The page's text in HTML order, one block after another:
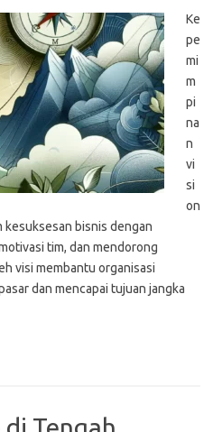
Ke
pe
mi
m
pi
na
n
vi
si
on
kesuksesan bisnis dengan
tim, dan mendorong
visi membantu organisasi
dan mencapai tujuan jangka